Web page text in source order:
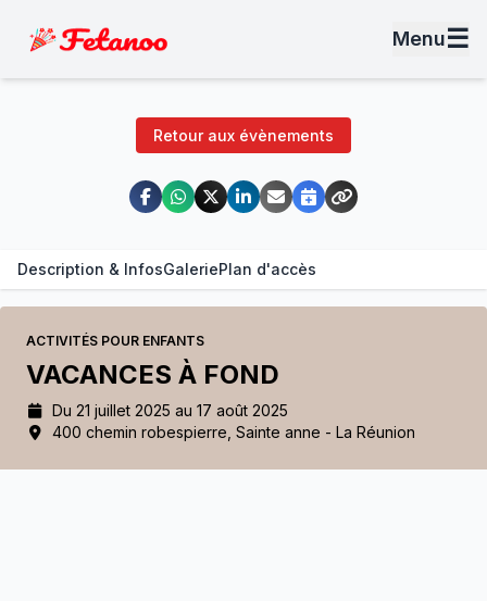
Menu☰
Retour aux évènements
Description & InfosGaleriePlan d'accès
ACTIVITÉS POUR ENFANTS
VACANCES À FOND
Du 21 juillet 2025 au 17 août 2025
400 chemin robespierre, Sainte anne - La Réunion